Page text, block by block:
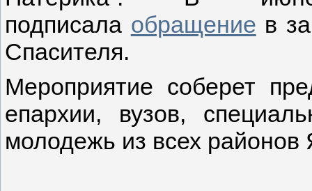
подписала обращение в
Спасителя.
Мероприятие соберет
епархии, вузов,
молодежь из всех районов